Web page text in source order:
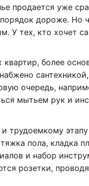
продается уже
дороже. Но
У тех, кто хочет
более
очередь,
мытьем рук и
трудоемкому
пола, кладка
и набор
розетки,